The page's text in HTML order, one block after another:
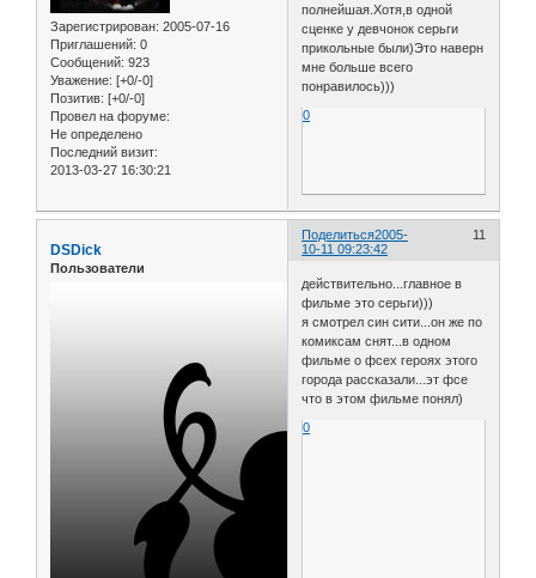
Зарегистрирован: 2005-07-16
Приглашений: 0
Сообщений: 923
Уважение: [+0/-0]
Позитив: [+0/-0]
Провел на форуме:
Не определено
Последний визит:
2013-03-27 16:30:21
полнейшая.Хотя,в одной
сценке у девчонок серьги
прикольные были)Это наверн
мне больше всего
понравилось)))
0
Поделиться 11
2005-
10-11 09:23:42
DSDick
Пользователи
действительно...главное в
фильме это серьги)))
я смотрел син сити...он же по
комиксам снят...в одном
фильме о фсех героях этого
города рассказали...эт фсе
что в этом фильме понял)
0